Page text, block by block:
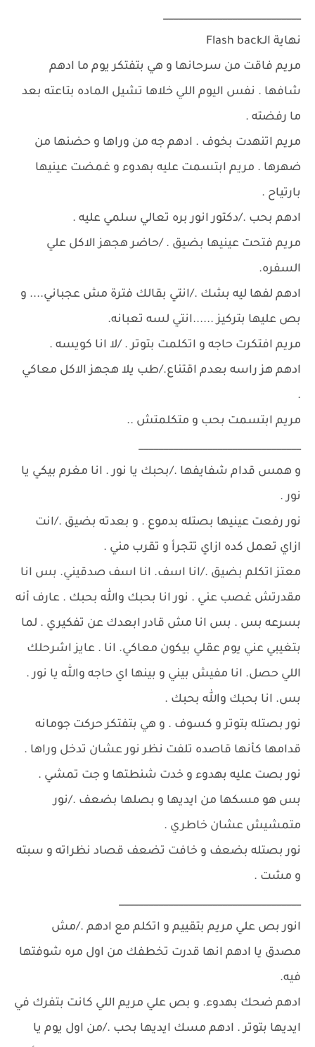
____________________________
نهاية الـFlash back
مريم فاقت من سرحانها و هي بتفتكر يوم ما ادهم
شافها . نفس اليوم اللي خلاها تشيل الماده بتاعته بعد
ما رفضته .
مريم اتنهدت بخوف . ادهم جه من وراها و حضنها من
ضهرها . مريم ابتسمت عليه بهدوء و غمضت عينيها
بارتياح .
ادهم بحب ./دكتور انور بره تعالي سلمي عليه .
مريم فتحت عينيها بضيق . /حاضر هجهز الاكل علي
السفره.
ادهم لفها ليه بشك ./انتي بقالك فترة مش عجباني.... و
بص عليها بتركيز ......انتي لسه تعبانه.
مريم افتكرت حاجه و اتكلمت بتوتر . /لا انا كويسه .
ادهم هز راسه بعدم اقتناع./طب يلا هجهز الاكل معاكي
.
مريم ابتسمت بحب و متكلمتش ..
_________________________________
و همس قدام شفايفها ./بحبك يا نور . انا مغرم بيكي يا
نور .
نور رفعت عينيها بصتله بدموع . و بعدته بضيق ./انت
ازاي تعمل كده ازاي تتجرأ و تقرب مني .
معتز اتكلم بضيق ./انا اسف. انا اسف صدقيني. بس انا
مقدرتش غصب عني . نور انا بحبك والله بحبك . عارف أنه
بسرعه بس . بس انا مش قادر ابعدك عن تفكيري . لما
بتغيبي عني يوم عقلي بيكون معاكي. انا . عايز اشرحلك
اللي حصل. انا مفيش بيني و بينها اي حاجه والله يا نور .
بس. انا بحبك والله بحبك .
نور بصتله بتوتر و كسوف . و هي بتفتكر حركت جومانه
قدامها كأنها قاصده تلفت نظر نور عشان تدخل وراها .
نور بصت عليه بهدوء و خدت شنطتها و جت تمشي .
بس هو مسكها من ايديها و بصلها بضعف ./نور
متمشيش عشان خاطري .
نور بصتله بضعف و خافت تضعف قصاد نظراته و سبته
و مشت .
_____________________________________
انور بص علي مريم بتقييم و اتكلم مع ادهم ./مش
مصدق يا ادهم انها قدرت تخطفك من اول مره شوفتها
فيه.
ادهم ضحك بهدوء. و بص علي مريم اللي كانت بتفرك في
ايديها بتوتر . ادهم مسك ايديها بحب ./من اول يوم يا